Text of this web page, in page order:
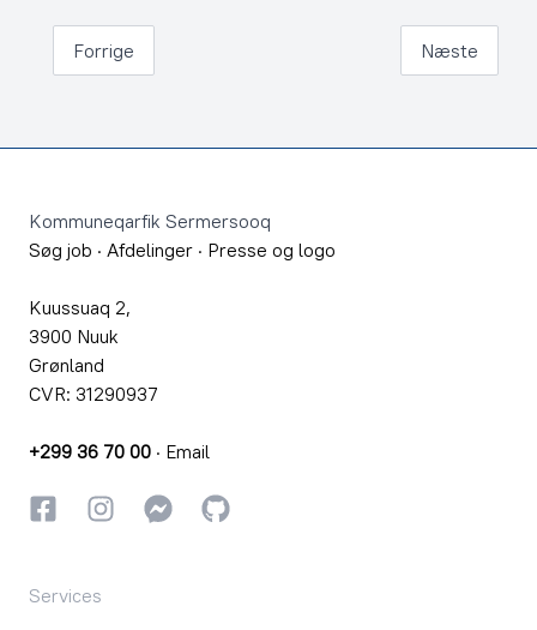
Forrige Næste
Kommuneqarfik Sermersooq
Søg job · Afdelinger · Presse og logo
Kuussuaq 2,
3900 Nuuk
Grønland
CVR: 31290937
+299 36 70 00 · Email
FacebookInstagramInstagram
GitHub
Services